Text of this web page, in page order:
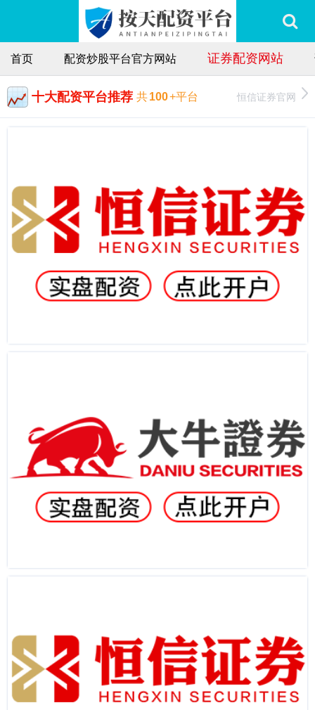
首页 配资炒股平台官方网站 证券配资网站
十大配资平台推荐 共100+平台 恒信证券官网